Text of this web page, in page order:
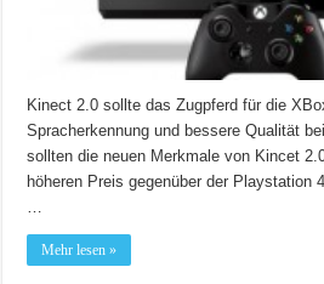
Kinect 2.0 sollte das Zugpferd für die
Spracherkennung und bessere Qualität
sollten die neuen Merkmale von Kincet
höheren Preis gegenüber der Playstation
Mehr lesen »